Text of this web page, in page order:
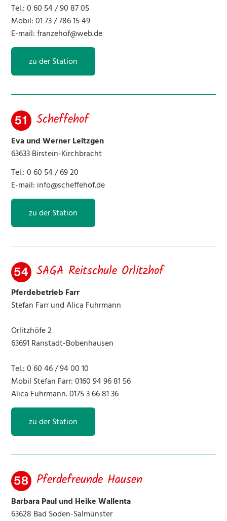
Tel.: 0 60 54 / 90 87 05
Mobil: 01 73 / 786 15 49
E-mail:franzehof@web.de
zu der Station
Scheffehof
Eva und Werner Leitzgen
63633 Birstein-Kirchbracht
Tel.: 0 60 54 / 69 20
E-mail: info@scheffehof.de
zu der Station
SAGA Reitschule Orlitzhof
Pferdebetrieb Farr
Stefan Farr und Alica Fuhrmann
Orlitzhöfe 2
63691 Ranstadt-Bobenhausen
Tel.: 0 60 46 / 94 00 10
Mobil Stefan Farr: 0160 94 96 81 56
Alica Fuhrmann. 0175 3 66 81 36
zu der Station
Pferdefreunde Hausen
Barbara Paul und Heike Wallenta
63628 Bad Soden-Salmünster